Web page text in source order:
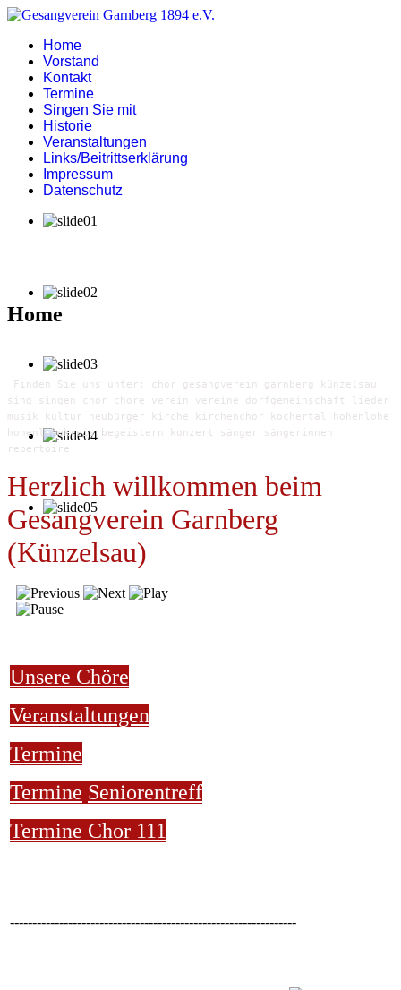
Home
Vorstand
Kontakt
Termine
Singen Sie mit
Historie
Veranstaltungen
Links/Beitrittserklärung
Impressum
Datenschutz
Home
Finden Sie uns unter: chor gesangverein garnberg künzelsau
sing singen chor chöre verein vereine dorfgemeinschaft lieder
musik kultur neubürger kirche kirchenchor kochertal hohenlohe
hohenlohekreis begeistern konzert sänger sängerinnen
repertoire
Herzlich willkommen beim
Gesangverein Garnberg
(Künzelsau)
Unsere Chöre
Veranstaltungen
Termine
Termine Seniorentreff
Termine Chor 111
----------------------------------------------------------------